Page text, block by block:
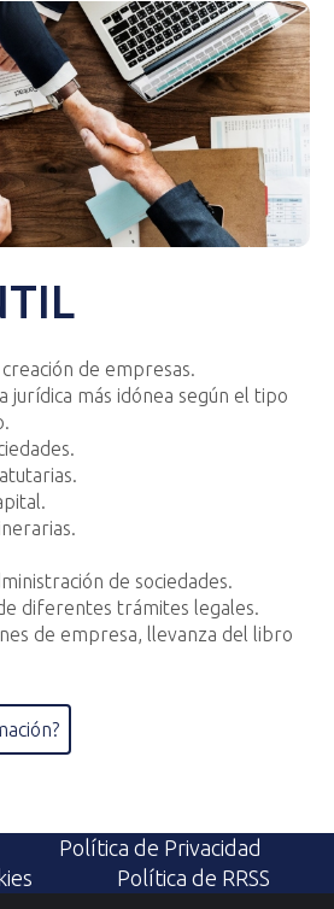
de empresas.
jurídica más idónea según el tipo
de sociedades.
diferentes trámites legales.
de empresa, llevanza del libro
Política de Privacidad
Política de RRSS